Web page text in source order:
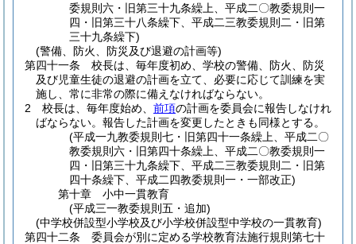
委規則六・旧第三十九条繰上、平成二〇教委規則一
四・旧第三十八条繰下、平成二三教委規則二・旧第
三十九条繰下)
(警備、防火、防災及び退避の計画等)
第四十一条
校長は、毎年度初め、学校の警備、防火、防災
及び児童生徒の退避の計画を立て、必要に応じて訓練を実
施し、常に非常の際に備えなければならない。
2
校長は、毎年度始め、 前項の計画を委員会に報告しなけれ
ばならない。 報告した計画を変更したときも同様とする。
(平成一九教委規則七・旧第四十一条繰上、平成二〇
教委規則六・旧第四十条繰上、平成二〇教委規則一
四・旧第三十九条繰下、平成二三教委規則二・旧第
四十条繰下、平成二四教委規則一・一部改正)
第十章
小中一貫教育
(平成三一教委規則五・追加)
(中学校併設型小学校及び小学校併設型中学校の一貫教育)
第四十二条
委員会が別に定める学校教育法施行規則第七十